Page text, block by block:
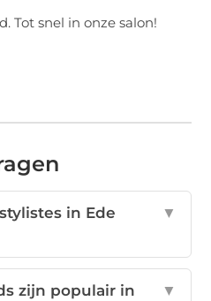
Tot snel in onze salon!
in Ede
▼
zijn populair in
▼